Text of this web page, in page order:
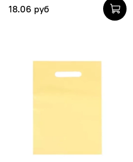
18.06 руб